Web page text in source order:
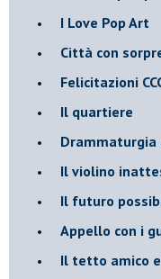
​I Love Pop Art
Città con
Felicitazioni
​Il quartiere
​Drammaturgia
​Il violino
​Il futuro
​Appello con i
​Il tetto amico